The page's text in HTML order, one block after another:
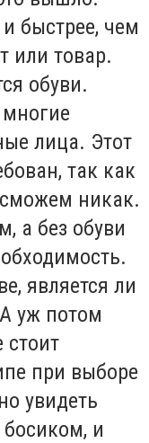
быстрее, чем
или товар.
обуви.
лица. Этот
так как
никак.
а без обуви
является ли
уж потом
при выборе
увидеть
и